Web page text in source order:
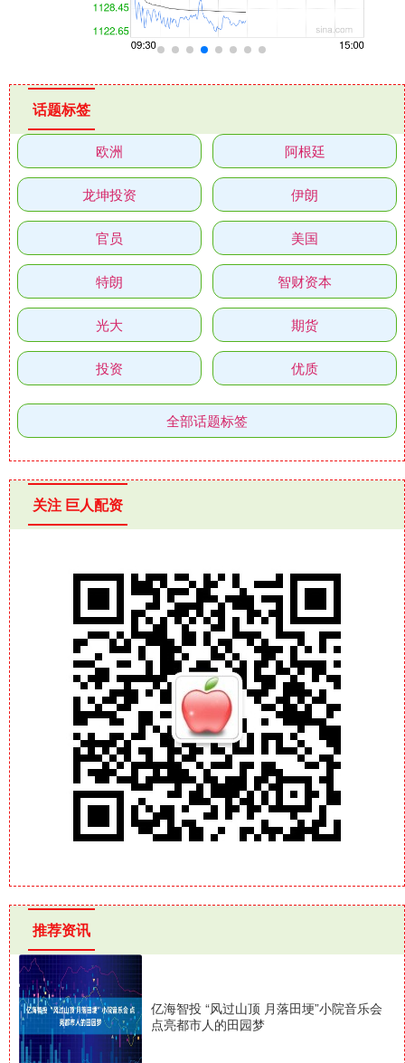
话题标签
欧洲 阿根廷
龙坤投资 伊朗
官员 美国
特朗 智财资本
光大 期货
投资 优质
全部话题标签
关注 巨人配资
推荐资讯
亿海智投 “风过山顶 月落田埂”小院音乐会
点亮都市人的田园梦